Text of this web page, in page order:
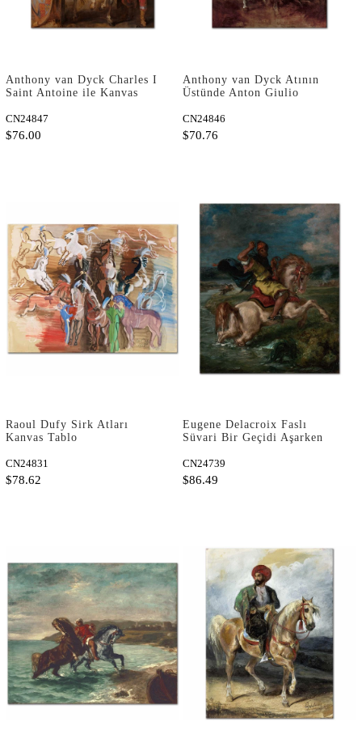
Anthony van Dyck Charles I
Saint Antoine ile Kanvas
CN24847
$76.00
Anthony van Dyck Atının
Üstünde Anton Giulio
CN24846
$70.76
Raoul Dufy Sirk Atları
Kanvas Tablo
CN24831
$78.62
Eugene Delacroix Faslı
Süvari Bir Geçidi Aşarken
CN24739
$86.49